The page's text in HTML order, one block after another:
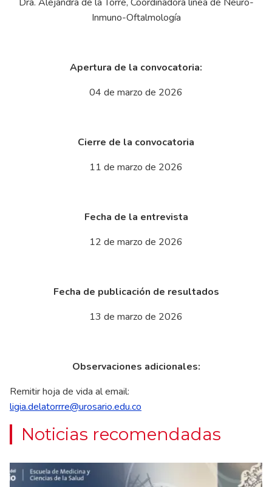
Inmuno-Oftalmología
Apertura de la convocatoria:
04 de marzo de 2026
Cierre de la convocatoria
11 de marzo de 2026
Fecha de la entrevista
12 de marzo de 2026
Fecha de publicación de resultados
13 de marzo de 2026
Observaciones adicionales:
Remitir hoja de vida al email:
ligia.delatorrre@urosario.edu.co
Noticias recomendadas